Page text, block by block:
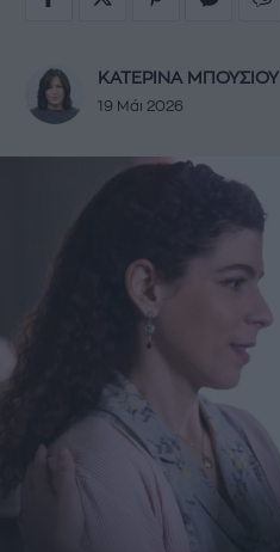
ΚΑΤΕΡΙΝΑ ΜΠΟΥΣΙΟΥ
19 Μάι 2026